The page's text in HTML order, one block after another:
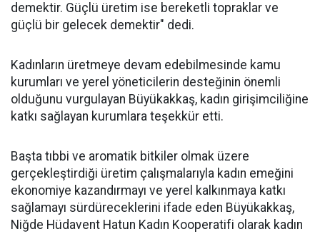
demektir. Güçlü üretim ise bereketli topraklar ve
güçlü bir gelecek demektir" dedi.
Kadınların üretmeye devam edebilmesinde kamu
kurumları ve yerel yöneticilerin desteğinin önemli
olduğunu vurgulayan Büyükakkaş, kadın girişimciliğine
katkı sağlayan kurumlara teşekkür etti.
Başta tıbbi ve aromatik bitkiler olmak üzere
gerçekleştirdiği üretim çalışmalarıyla kadın emeğini
ekonomiye kazandırmayı ve yerel kalkınmaya katkı
sağlamayı sürdüreceklerini ifade eden Büyükakkaş,
Niğde Hüdavent Hatun Kadın Kooperatifi olarak kadın